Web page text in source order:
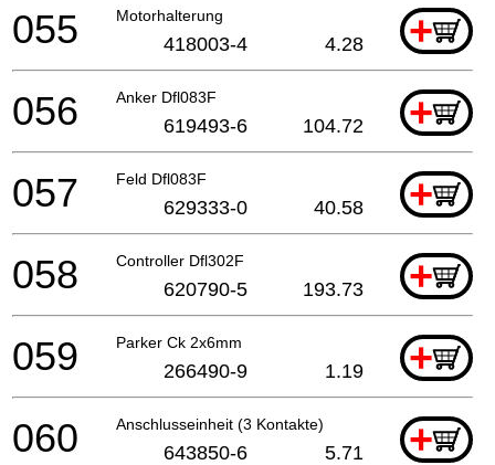
Motorhalterung +
055 418003-4 4.28
Anker Dfl083F +
056 619493-6 104.72
Feld Dfl083F +
057 629333-0 40.58
Controller Dfl302F +
058 620790-5 193.73
Parker Ck 2x6mm +
059 266490-9 1.19
Anschlusseinheit (3 Kontakte) +
060 643850-6 5.71